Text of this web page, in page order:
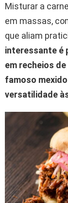
Misturar a
em massas,
que aliam
interessante é
em recheios
famoso
versatilidade